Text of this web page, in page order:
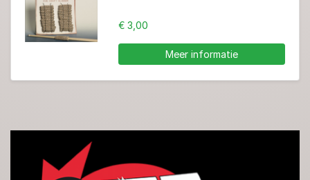
€ 3,00
Meer informatie